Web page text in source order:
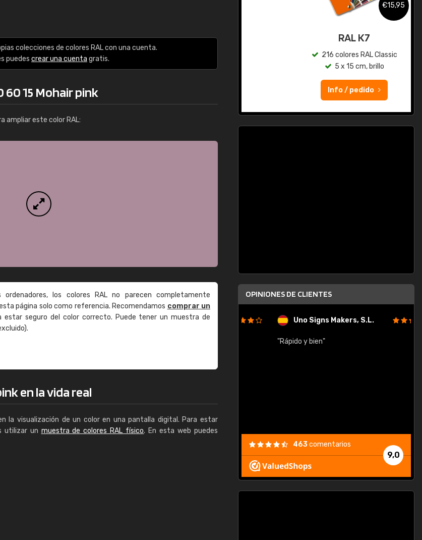
colecciones de colores RAL con una cuenta.
puedes crear una cuenta gratis.
60 15 Mohair pink
ampliar este color RAL:
los colores RAL no parecen completamente
página solo como referencia. Recomendamos comprar un
estar seguro del color correcto. Puede tener un muestra de
en la vida real
la visualización de un color en una pantalla digital. Para estar
utilizar un muestra de colores RAL físico. En esta web puedes
RAL K7 a base de agua
€15,95
RAL K7
216 colores RAL Classic
5 x 15 cm, brillo
Info / pedido
OPINIONES DE CLIENTES
Enrique Uno Signs Makers, S.L.
"Rápido y bien"
9,0
463comentarios